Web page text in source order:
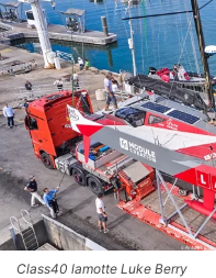
Class40 lamotte Luke Berry